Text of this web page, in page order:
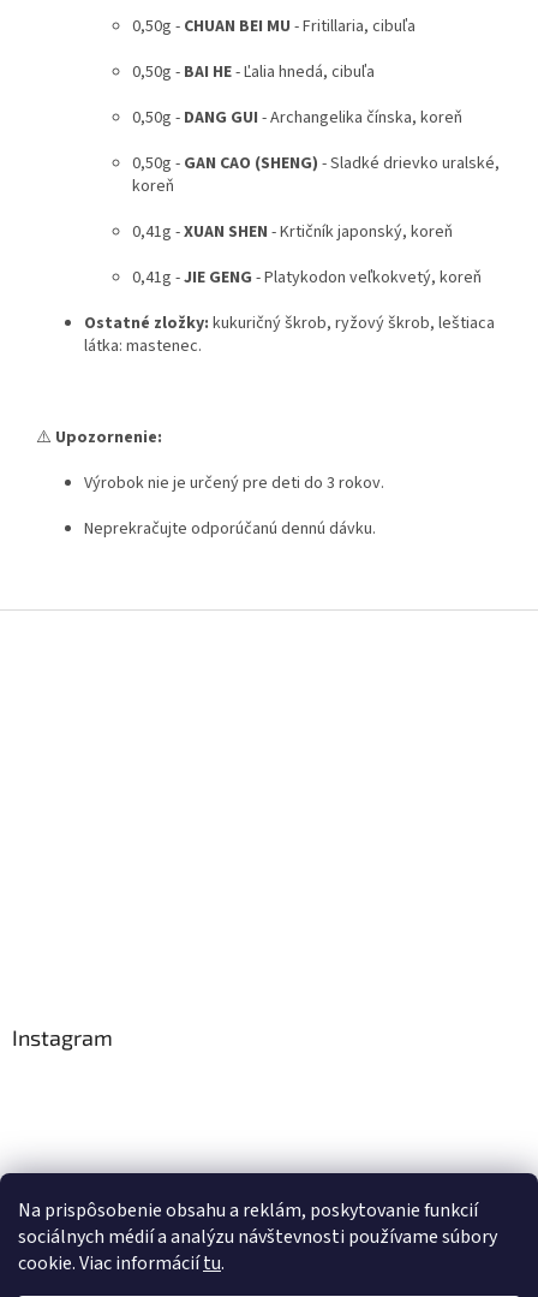
Na prispôsobenie obsahu a reklám, poskytovanie funkcií
sociálnych médií a analýzu návštevnosti používame súbory
cookie. Viac informáciítu.
0,50g - CHUAN BEI MU - Fritillaria, cibuľa
0,50g - BAI HE- Ľalia hnedá, cibuľa
0,50g - DANG GUI - Archangelika čínska, koreň
0,50g - GAN CAO (SHENG) - Sladké drievko uralské,
koreň
0,41g -XUAN SHEN - Krtičník japonský, koreň
0,41g -JIE GENG - Platykodon veľkokvetý, koreň
Ostatné zložky: kukuričný škrob, ryžový škrob, leštiaca
látka: mastenec.
⚠️ Upozornenie:
Výrobok nie je určený pre deti do 3 rokov.
Neprekračujte odporúčanú dennú dávku.
Instagram
Sledovať na Instagrame